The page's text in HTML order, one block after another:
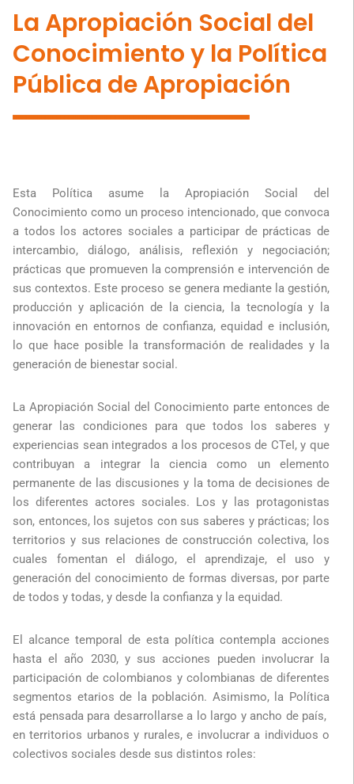
La Apropiación Social del
Conocimiento y la Política
Pública de Apropiación
Esta Política asume la Apropiación Social del
Conocimiento como un proceso intencionado, que convoca
a todos los actores sociales a participar de prácticas de
intercambio, diálogo, análisis, reflexión y negociación;
prácticas que promueven la comprensión e intervención de
sus contextos. Este proceso se genera mediante la gestión,
producción y aplicación de la ciencia, la tecnología y la
innovación en entornos de confianza, equidad e inclusión,
lo que hace posible la transformación de realidades y la
generación de bienestar social.
La Apropiación Social del Conocimiento parte entonces de
generar las condiciones para que todos los saberes y
experiencias sean integrados a los procesos de CTeI, y que
contribuyan a integrar la ciencia como un elemento
permanente de las discusiones y la toma de decisiones de
los diferentes actores sociales. Los y las protagonistas
son, entonces, los sujetos con sus saberes y prácticas; los
territorios y sus relaciones de construcción colectiva, los
cuales fomentan el diálogo, el aprendizaje, el uso y
generación del conocimiento de formas diversas, por parte
de todos y todas, y desde la confianza y la equidad.
El alcance temporal de esta política contempla acciones
hasta el año 2030, y sus acciones pueden involucrar la
participación de colombianos y colombianas de diferentes
segmentos etarios de la población. Asimismo, la Política
está pensada para desarrollarse a lo largo y ancho de país,
en territorios urbanos y rurales, e involucrar a individuos o
colectivos sociales desde sus distintos roles: